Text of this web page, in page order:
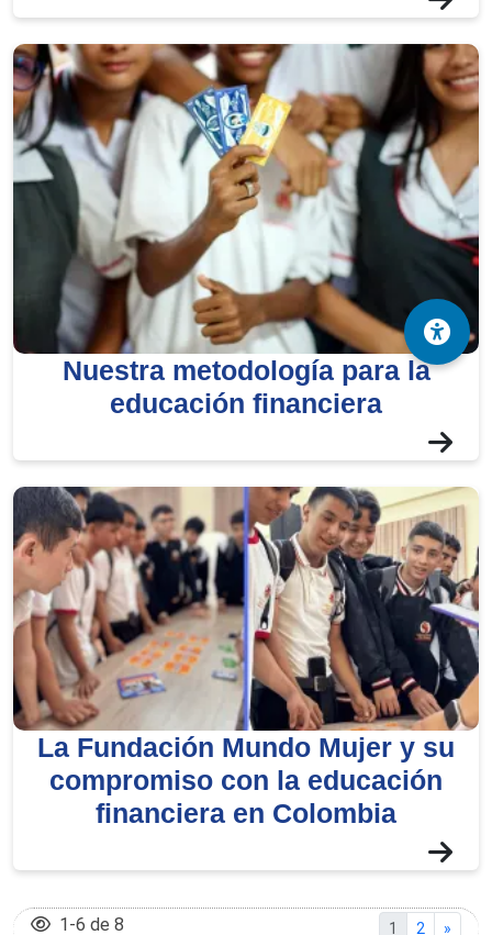
Nuestra metodología para la
educación financiera
La Fundación Mundo Mujer y su
compromiso con la educación
financiera en Colombia
1 (current
Go to page
2 »
1-6 de 8